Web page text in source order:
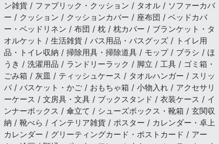
ン雑貨 / ファブリック・クッション / タオル / ソファーカバ
ー / クッション / クッションカバー / 座布団 / ベッドカバ
ー・ベッドリネン / 布団 / 枕 / 枕カバー / ブランケット・タ
オルケット / 生活雑貨 / バス用品・バスグッズ / トイレ用
品・トイレ収納 / 掃除用具・掃除道具 / モップ / ブラシ / ほ
うき / 洗濯用品 / ランドリーラック / 脚立 / 工具 / ゴミ箱・
ごみ箱 / 灰皿 / ティッシュケース / タオルハンガー / スリッ
パ / バスケット・かご / おもちゃ箱 / 小物入れ / アクセサリ
ーケース / 文房具・文具 / ブックスタンド / 衣装ケース / イ
ンナーボックス / 傘立て / シューズボックス・靴箱 / 玄関収
納 / 靴べら / インテリア雑貨 / ポスター / カレンダー・卓上
カレンダー / グリーティングカード・ポストカード / アー